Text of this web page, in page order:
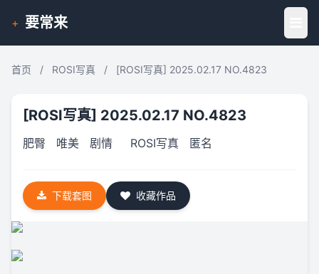
+ 要常来
首页 / ROSI写真 / [ROSI写真] 2025.02.17 NO.4823
[ROSI写真] 2025.02.17 NO.4823
肥臀 唯美 剧情 ROSI写真 匿名
下载套图 收藏作品